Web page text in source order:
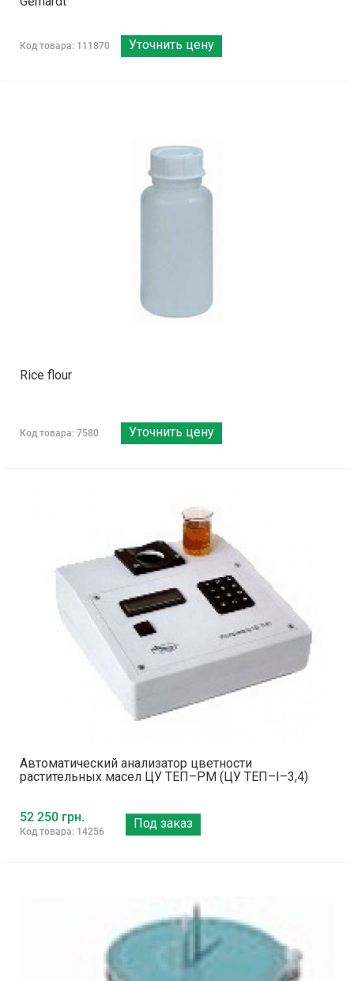
Код товара: 111870 Уточнить цену
Rice flour
Код товара: 7580 Уточнить цену
Автоматический анализатор цветности
растительных масел ЦУ ТЕП–РМ (ЦУ ТЕП–I–3,4)
52 250 грн.
Код товара: 14256
Под заказ